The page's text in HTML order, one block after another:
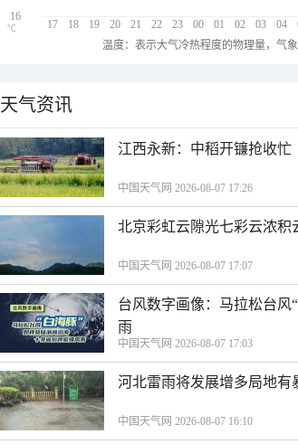
17 18 19 20 21 22 23 00 01 02 03 04
16
℃
温度：表示大气冷热程度的物理量，气
天气资讯
江西永新：中稻开镰抢收忙
中国天气网 2026-08-07 17:26
北京彩虹云隙光七彩云浓积
中国天气网 2026-08-07 17:07
台风数字画像：马拉松台风
雨
中国天气网 2026-08-07 17:03
河北雷雨将发展增多局地有
中国天气网 2026-08-07 16:10